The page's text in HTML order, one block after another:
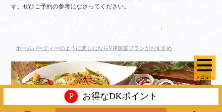
メニュー
す。ぜひご予約の参考になさってください。
ホームパーティーのように楽しむならVIP個室プランがおすすめ
P お得なDKポイント